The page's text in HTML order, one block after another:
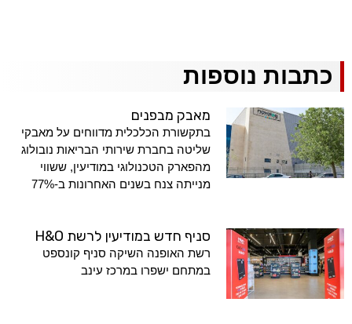
כתבות נוספות
מאבק מבפנים
בתקשורת הכלכלית מדווחים על מאבקי
שליטה בחברת שירותי הבריאות נובולוג
מהפארק הטכנולוגי במודיעין, ששווי
מנייתה צנח בשנים האחרונות ב-77%
סניף חדש במודיעין לרשת H&O
רשת האופנה השיקה סניף קונספט
במתחם ישפרו במרכז עינב